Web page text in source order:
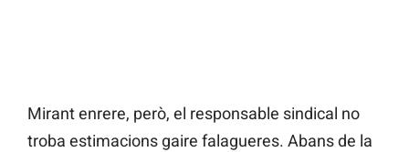
Mirant enrere, però, el responsable sindical no
troba estimacions gaire falagueres. Abans de la